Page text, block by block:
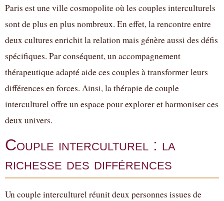
Paris est une ville cosmopolite où les couples interculturels
sont de plus en plus nombreux. En effet, la rencontre entre
deux cultures enrichit la relation mais génère aussi des défis
spécifiques. Par conséquent, un accompagnement
thérapeutique adapté aide ces couples à transformer leurs
différences en forces. Ainsi, la thérapie de couple
interculturel offre un espace pour explorer et harmoniser ces
deux univers.
Couple interculturel : la
richesse des différences
Un couple interculturel réunit deux personnes issues de